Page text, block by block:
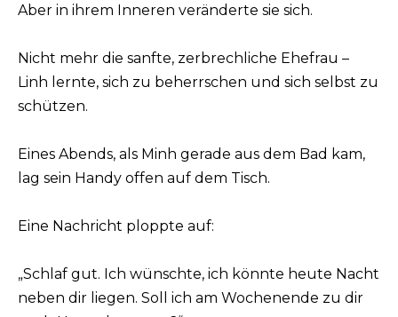
Aber in ihrem Inneren veränderte sie sich.
Nicht mehr die sanfte, zerbrechliche Ehefrau –
Linh lernte, sich zu beherrschen und sich selbst zu
schützen.
Eines Abends, als Minh gerade aus dem Bad kam,
lag sein Handy offen auf dem Tisch.
Eine Nachricht ploppte auf:
„Schlaf gut. Ich wünschte, ich könnte heute Nacht
neben dir liegen. Soll ich am Wochenende zu dir